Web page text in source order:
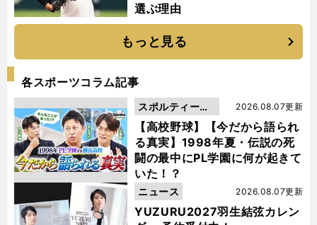
選ぶ理由
もっと見る
各スポーツコラム記事
【高校野球】【今だから語られ
る真実】1998年夏・伝説の死
闘の最中にPL学園に何が起きて
いた！？
2026.08.07更新
スポルティーバ
動画
YUZURU2027羽生結弦カレン
2026.08.07更新
ニュース